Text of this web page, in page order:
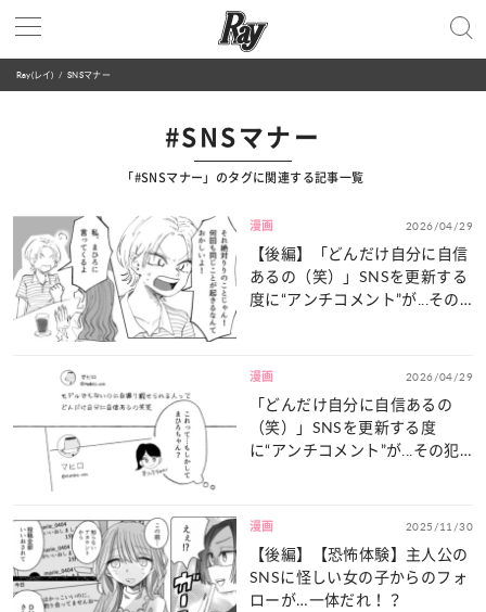
Ray(レイ) SNSマナー
#SNSマナー
「#SNSマナー」のタグに関連する記事一覧
漫画 2026/04/29
【後編】「どんだけ自分に自信
あるの（笑）」SNSを更新する
度に“アンチコメント”が...その
漫画 2026/04/29
「どんだけ自分に自信あるの
（笑）」SNSを更新する度
に“アンチコメント”が...その犯
漫画 2025/11/30
【後編】【恐怖体験】主人公の
SNSに怪しい女の子からのフォ
ローが…一体だれ！？